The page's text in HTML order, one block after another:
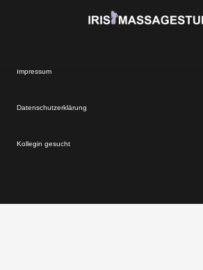
Impressum
Datenschutzerklärung
Kollegin gesucht